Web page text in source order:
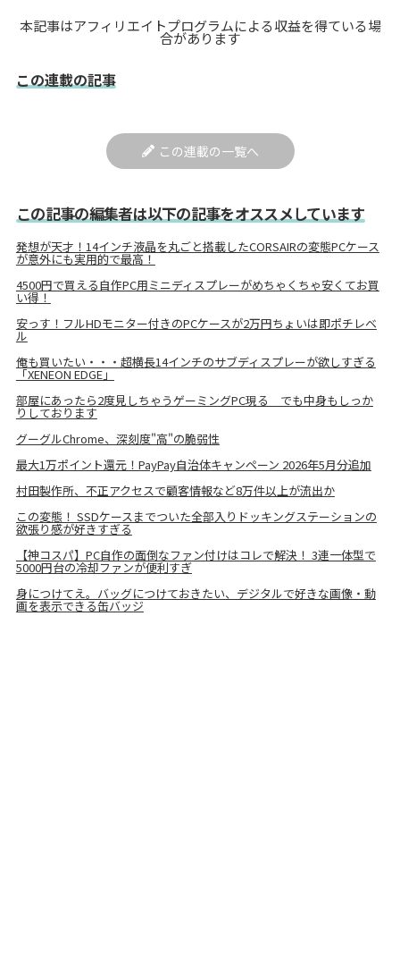
本記事はアフィリエイトプログラムによる収益を得ている場
合があります
この連載の記事
この連載の一覧へ
この記事の編集者は以下の記事をオススメしています
発想が天才！14インチ液晶を丸ごと搭載したCORSAIRの変態PCケース
が意外にも実用的で最高！
4500円で買える自作PC用ミニディスプレーがめちゃくちゃ安くてお買
い得！
安っす！フルHDモニター付きのPCケースが2万円ちょいは即ポチレベ
ル
俺も買いたい・・・超横長14インチのサブディスプレーが欲しすぎる
「XENEON EDGE」
部屋にあったら2度見しちゃうゲーミングPC現る でも中身もしっか
りしております
グーグルChrome、深刻度"高"の脆弱性
最大1万ポイント還元！PayPay自治体キャンペーン 2026年5月分追加
村田製作所、不正アクセスで顧客情報など8万件以上が流出か
この変態！ SSDケースまでついた全部入りドッキングステーションの
欲張り感が好きすぎる
【神コスパ】PC自作の面倒なファン付けはコレで解決！ 3連一体型で
5000円台の冷却ファンが便利すぎ
身につけてえ。バッグにつけておきたい、デジタルで好きな画像・動
画を表示できる缶バッジ